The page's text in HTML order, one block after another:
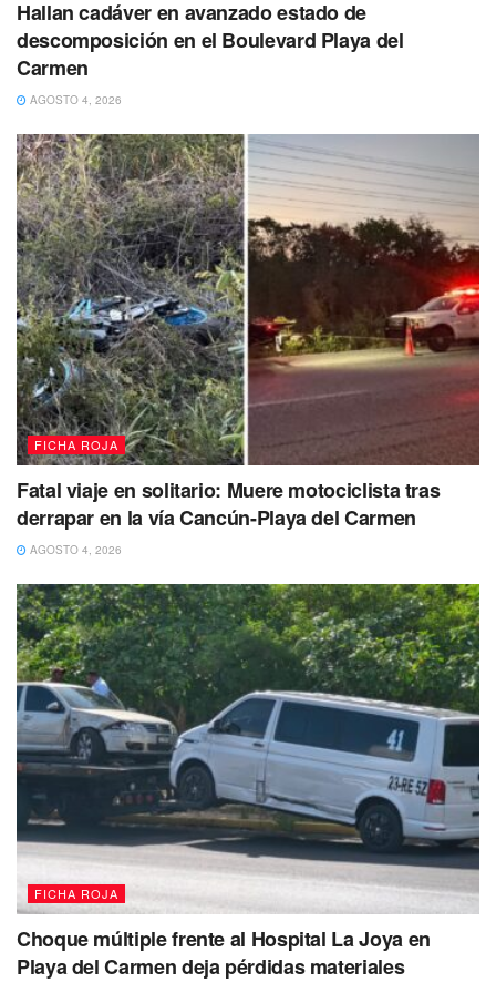
Fotos Cortesía
No dejes de Leer
Tags: ficha roja policiaca
Hallan cadáver en avanzado estado de
descomposición en el Boulevard Playa del
Carmen
AGOSTO 4, 2026
FICHA ROJA
Fatal viaje en solitario: Muere motociclista tras
derrapar en la vía Cancún-Playa del Carmen
AGOSTO 4, 2026
FICHA ROJA
Choque múltiple frente al Hospital La Joya en
Playa del Carmen deja pérdidas materiales